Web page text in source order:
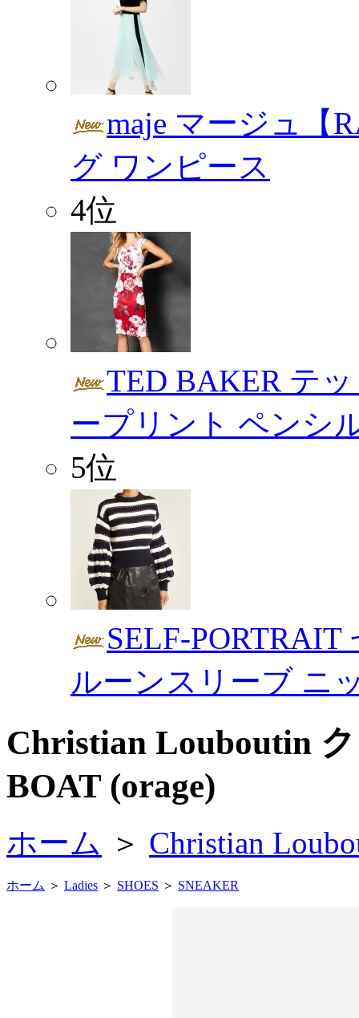
maje マージュ【
グ ワンピース
4位
TED BAKER テ
ープリント ペンシ
5位
SELF-
ルーンスリーブ ニ
Christian Louboutin
BOAT (orage)
ホーム ＞ Christian
ホーム ＞ Ladies ＞ SHOES ＞ SNEAKER